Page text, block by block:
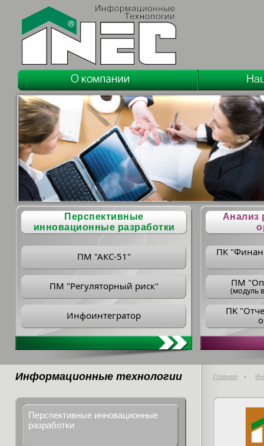
Перспективные
инновационные разработки
ПМ "АКС-51"
ПМ "Регуляторный риск"
Инфоинтегратор
Анализ
ПК
ПM
(модуль
ПK
Информационные технологии Главная
Перспективные инновационные
разработки